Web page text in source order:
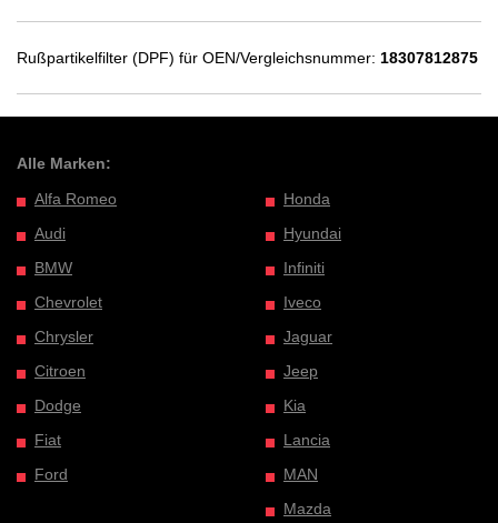
Rußpartikelfilter (DPF) für OEN/Vergleichsnummer: 18307812875
Alle Marken:
Alfa Romeo
Audi
BMW
Chevrolet
Chrysler
Citroen
Dodge
Fiat
Ford
Honda
Hyundai
Infiniti
Iveco
Jaguar
Jeep
Kia
Lancia
MAN
Mazda